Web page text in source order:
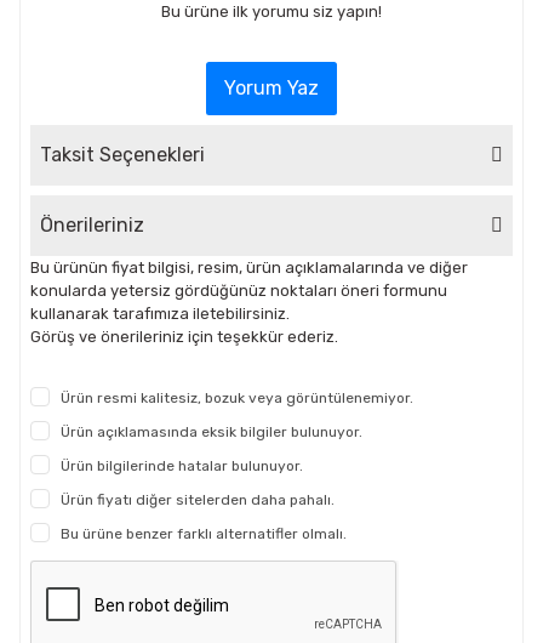
Bu ürüne ilk yorumu siz yapın!
Yorum Yaz
Taksit Seçenekleri
Önerileriniz
Bu ürünün fiyat bilgisi, resim, ürün açıklamalarında ve diğer
konularda yetersiz gördüğünüz noktaları öneri formunu
kullanarak tarafımıza iletebilirsiniz.
Görüş ve önerileriniz için teşekkür ederiz.
Ürün resmi kalitesiz, bozuk veya görüntülenemiyor.
Ürün açıklamasında eksik bilgiler bulunuyor.
Ürün bilgilerinde hatalar bulunuyor.
Ürün fiyatı diğer sitelerden daha pahalı.
Bu ürüne benzer farklı alternatifler olmalı.